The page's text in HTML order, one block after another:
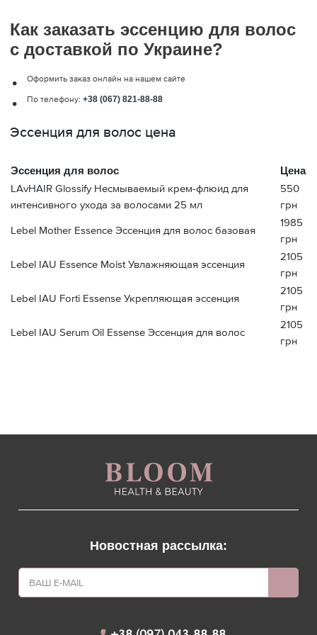
Как заказать эссенцию для волос
с доставкой по Украине?
Оформить заказ онлайн на нашем сайте
По телефону: +38 (067) 821-88-88
Эссенция для волос цена
Эссенция для волос
Цена
LAvHAIR Glossify Несмываемый крем-флюид для
интенсивного ухода за волосами 25 мл
550
грн
Lebel Mother Essence Эссенция для волос базовая
1985
грн
Lebel IAU Essence Moist Увлажняющая эссенция
2105
грн
Lebel IAU Forti Essense Укрепляющая эссенция
2105
грн
Lebel IAU Serum Oil Essense Эссенция для волос
2105
грн
Новостная рассылка: